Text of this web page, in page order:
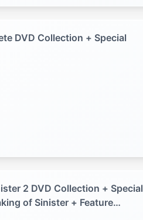
DVD Collection + Special
2 DVD Collection + Special
of Sinister + Feature